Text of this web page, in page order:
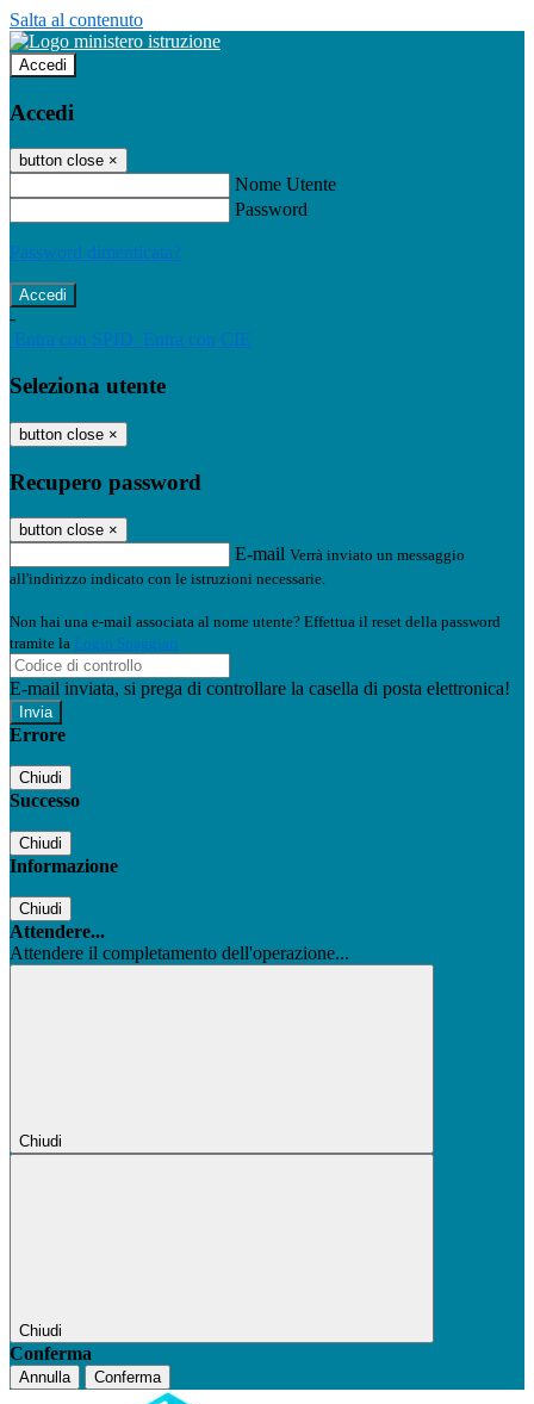
Salta al contenuto
Accedi
Accedi
button close ×
Nome Utente
Password
Password dimenticata?
-
Entra con SPID Entra con CIE
Seleziona utente
button close ×
Recupero password
button close ×
E-mail Verrà inviato un messaggio
all'indirizzo indicato con le istruzioni necessarie.
Non hai una e-mail associata al nome utente? Effettua il reset della password
tramite la Login Spaggiari
E-mail inviata, si prega di controllare la casella di posta elettronica!
Errore
Chiudi
Successo
Chiudi
Informazione
Chiudi
Attendere...
Attendere il completamento dell'operazione...
Chiudi
Chiudi
Conferma
Annulla Conferma